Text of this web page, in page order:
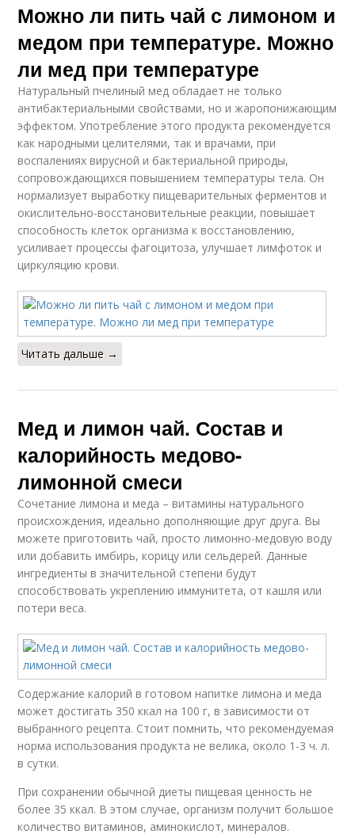
Блюда с медом Мед для похудения
Высокая температура Мед при простуде
Можно ли пить чай с лимоном и
медом при температуре. Можно
ли мед при температуре
Натуральный пчелиный мед обладает не только
антибактериальными свойствами, но и жаропонижающим
эффектом. Употребление этого продукта рекомендуется
как народными целителями, так и врачами, при
воспалениях вирусной и бактериальной природы,
сопровождающихся повышением температуры тела. Он
нормализует выработку пищеварительных ферментов и
окислительно-восстановительные реакции, повышает
способность клеток организма к восстановлению,
усиливает процессы фагоцитоза, улучшает лимфоток и
циркуляцию крови.
Читать дальше →
Мед и лимон чай. Состав и
калорийность медово-
лимонной смеси
Сочетание лимона и меда – витамины натурального
происхождения, идеально дополняющие друг друга. Вы
можете приготовить чай, просто лимонно-медовую воду
или добавить имбирь, корицу или сельдерей. Данные
ингредиенты в значительной степени будут
способствовать укреплению иммунитета, от кашля или
потери веса.
Содержание калорий в готовом напитке лимона и меда
может достигать 350 ккал на 100 г, в зависимости от
выбранного рецепта. Стоит помнить, что рекомендуемая
норма использования продукта не велика, около 1-3 ч. л.
в сутки.
При сохранении обычной диеты пищевая ценность не
более 35 ккал. В этом случае, организм получит большое
количество витаминов, аминокислот, минералов.